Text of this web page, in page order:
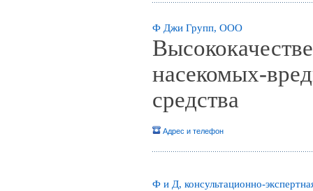
Ф Джи Групп, ООО
насекомых-
средства
Адрес и телефон
Ф и Д, консультационно-